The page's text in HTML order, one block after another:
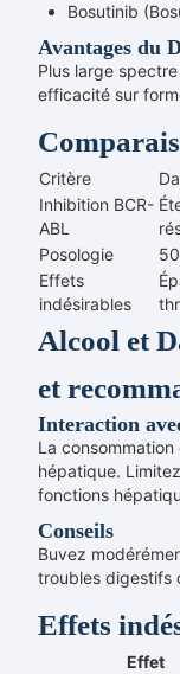
Bosutinib
Avantages du
Plus large
efficacité sur
Critère
Inhibition BCR-
ABL
Posologie
Effets
indésirables
Alcool et
et
Interaction
La
hépatique.
fonctions
Conseils
Buvez
troubles digestifs
Effets
Effet